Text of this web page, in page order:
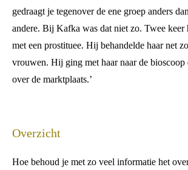
gedraagt je tegenover de ene groep anders
andere. Bij Kafka was dat niet zo. Twee keer
met een prostituee. Hij behandelde haar net
vrouwen. Hij ging met haar naar de bioscoop
over de marktplaats.’
Overzicht
Hoe behoud je met zo veel informatie het